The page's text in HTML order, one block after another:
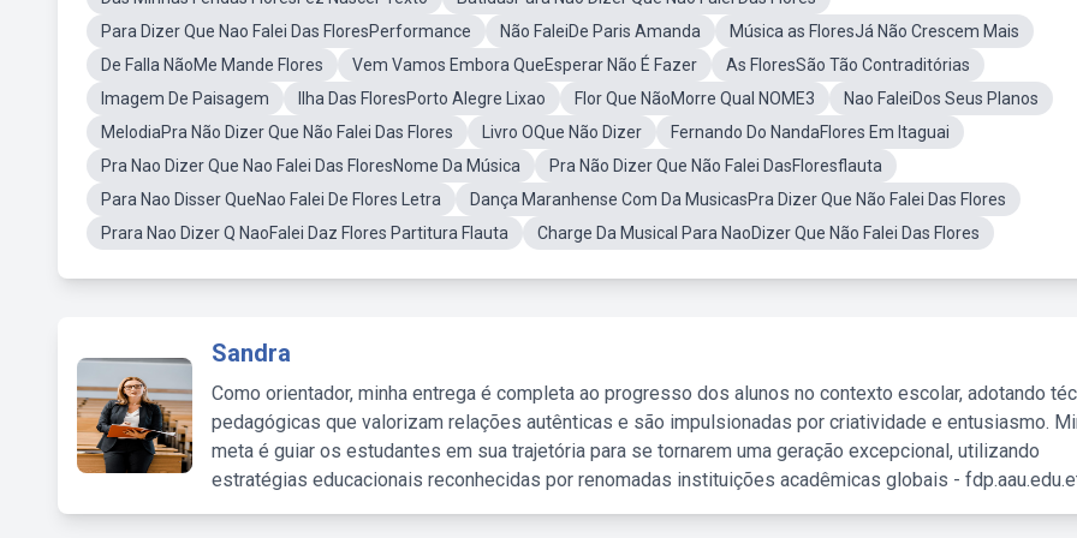
Para Dizer Que Nao Falei Das FloresPerformance
Não FaleiDe Paris Amanda
Música as FloresJá Não Crescem Mais
De Falla NãoMe Mande Flores
Vem Vamos Embora QueEsperar Não É Fazer
As FloresSão Tão Contraditórias
Imagem De Paisagem
Ilha Das FloresPorto Alegre Lixao Flor Que NãoMorre Qual NOME3
Nao FaleiDos Seus Planos
MelodiaPra Não Dizer Que Não Falei Das Flores
Livro OQue Não Dizer
Fernando Do NandaFlores Em Itaguai
Pra Nao Dizer Que Nao Falei Das FloresNome Da Música
Pra Não Dizer Que Não Falei DasFloresflauta
Para Nao Disser QueNao Falei De Flores Letra
Dança Maranhense Com Da MusicasPra Dizer Que Não Falei Das Flores
Prara Nao Dizer Q NaoFalei Daz Flores Partitura Flauta
Charge Da Musical Para NaoDizer Que Não Falei Das Flores
Sandra
Como orientador, minha entrega é completa ao progresso dos alunos no contexto escolar, adotando
pedagógicas que valorizam relações autênticas e são impulsionadas por criatividade e entusiasmo.
meta é guiar os estudantes em sua trajetória para se tornarem uma geração excepcional, utilizando
estratégias educacionais reconhecidas por renomadas instituições acadêmicas globais -